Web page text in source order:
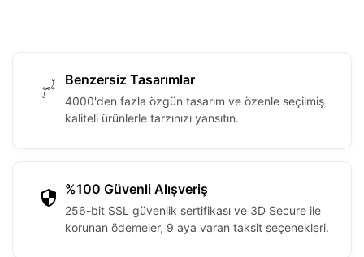
Benzersiz Tasarımlar
4000'den fazla özgün tasarım ve özenle seçilmiş
kaliteli ürünlerle tarzınızı yansıtın.
%100 Güvenli Alışveriş
256-bit SSL güvenlik sertifikası ve 3D Secure ile
korunan ödemeler, 9 aya varan taksit seçenekleri.